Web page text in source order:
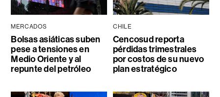
MERCADOS
Bolsas asiáticas suben
pese a tensiones en
Medio Oriente y al
repunte del petróleo
CHILE
Cencosud reporta
pérdidas trimestrales
por costos de su nuevo
plan estratégico